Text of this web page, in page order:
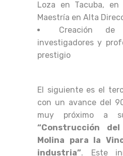
Loza en Tacuba, en
Maestría en Alta
Creación de
investigadores y
prestigio
El siguiente es el
con un avance del
muy próximo a
“Construcción
Molina para la
industria”. Este